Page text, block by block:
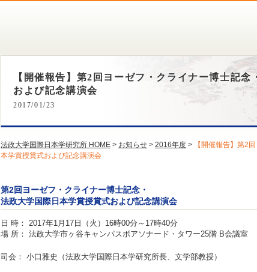
【開催報告】第2回ヨーゼフ・クライナー博士記
および記念講演会
2017/01/23
法政大学国際日本学研究所 HOME > お知らせ > 2016年度 >
【開催報告】第2
本学賞授賞式および記念講演会
第2回ヨーゼフ・クライナー博士記念・
法政大学国際日本学賞授賞式および記念講演会
日 時： 2017年1月17日（火）16時00分～17時40分
場 所： 法政大学市ヶ谷キャンパスボアソナード・タワー25階 B会議室
司会： 小口雅史（法政大学国際日本学研究所長、文学部教授）